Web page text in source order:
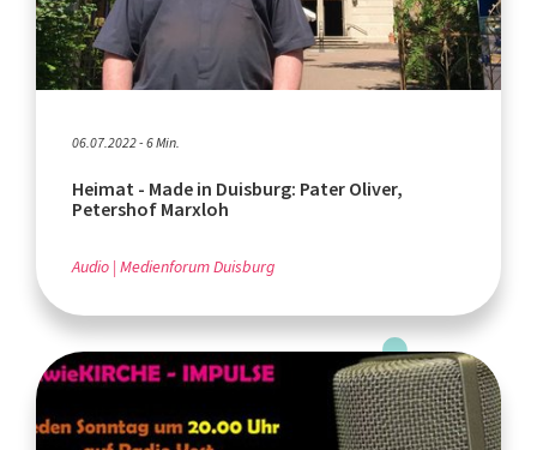
06.07.2022 - 6 Min.
Heimat - Made in Duisburg: Pater Oliver,
Petershof Marxloh
Audio Medienforum Duisburg